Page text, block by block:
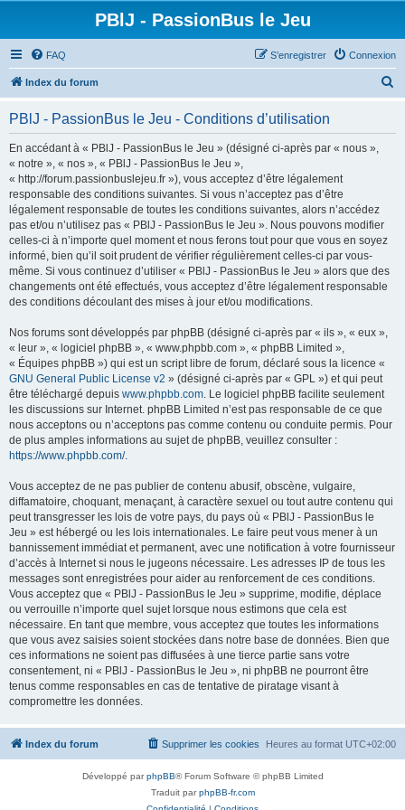
PBlJ - PassionBus le Jeu
FAQ Connexion
S’enregistrer
Index du forum
PBlJ - PassionBus le Jeu - Conditions d’utilisation
En accédant à « PBlJ - PassionBus le Jeu » (désigné ci-après par « nous »,
« notre », « nos », « PBlJ - PassionBus le Jeu »,
« http://forum.passionbuslejeu.fr »), vous acceptez d’être légalement
responsable des conditions suivantes. Si vous n’acceptez pas d’être
légalement responsable de toutes les conditions suivantes, alors n’accédez
pas et/ou n’utilisez pas « PBlJ - PassionBus le Jeu ». Nous pouvons modifier
celles-ci à n’importe quel moment et nous ferons tout pour que vous en soyez
informé, bien qu’il soit prudent de vérifier régulièrement celles-ci par vous-
même. Si vous continuez d’utiliser « PBlJ - PassionBus le Jeu » alors que des
changements ont été effectués, vous acceptez d’être légalement responsable
des conditions découlant des mises à jour et/ou modifications.
Nos forums sont développés par phpBB (désigné ci-après par « ils », « eux »,
« leur », « logiciel phpBB », « www.phpbb.com », « phpBB Limited »,
« Équipes phpBB ») qui est un script libre de forum, déclaré sous la licence «
GNU General Public License v2 » (désigné ci-après par « GPL ») et qui peut
être téléchargé depuis www.phpbb.com. Le logiciel phpBB facilite seulement
les discussions sur Internet. phpBB Limited n’est pas responsable de ce que
nous acceptons ou n’acceptons pas comme contenu ou conduite permis. Pour
de plus amples informations au sujet de phpBB, veuillez consulter :
https://www.phpbb.com/.
Vous acceptez de ne pas publier de contenu abusif, obscène, vulgaire,
diffamatoire, choquant, menaçant, à caractère sexuel ou tout autre contenu qui
peut transgresser les lois de votre pays, du pays où « PBlJ - PassionBus le
Jeu » est hébergé ou les lois internationales. Le faire peut vous mener à un
bannissement immédiat et permanent, avec une notification à votre fournisseur
d’accès à Internet si nous le jugeons nécessaire. Les adresses IP de tous les
messages sont enregistrées pour aider au renforcement de ces conditions.
Vous acceptez que « PBlJ - PassionBus le Jeu » supprime, modifie, déplace
ou verrouille n’importe quel sujet lorsque nous estimons que cela est
nécessaire. En tant que membre, vous acceptez que toutes les informations
que vous avez saisies soient stockées dans notre base de données. Bien que
ces informations ne soient pas diffusées à une tierce partie sans votre
consentement, ni « PBlJ - PassionBus le Jeu », ni phpBB ne pourront être
tenus comme responsables en cas de tentative de piratage visant à
compromettre les données.
Index du forum Heures au format UTC+02:00
Supprimer les cookies
Développé parphpBB® Forum Software © phpBB Limited
Traduit parphpBB-fr.com